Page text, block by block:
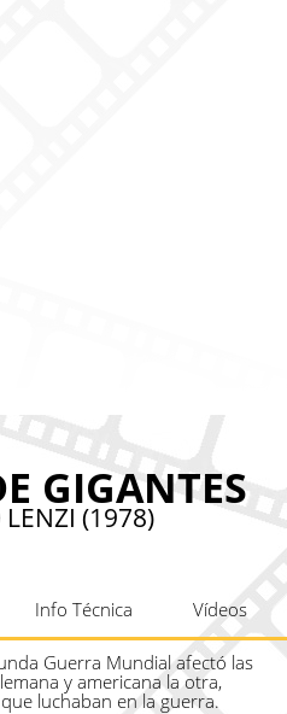
GIGANTES
(1978)
Info Técnica Vídeos
Guerra Mundial afectó las
y americana la otra,
luchaban en la guerra.